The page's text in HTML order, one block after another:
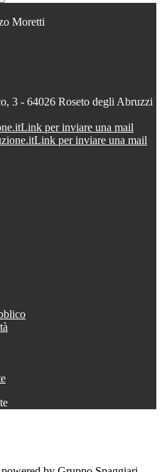
Moretti
3 - 64026 Roseto degli Abruzzi
Link per inviare una mail
Link per inviare una mail